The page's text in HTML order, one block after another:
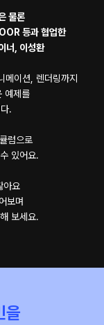
물론
등과 협업한
너, 이성환
메이션, 렌더링까지
예제를
.
럼으로
있어요.
아요
보며
보세요.
을